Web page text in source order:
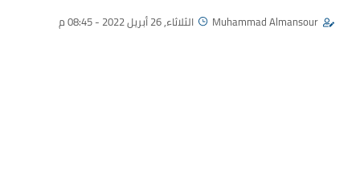
Muhammad Almansour الثلاثاء, 26 أبريل 2022 - 08:45 م